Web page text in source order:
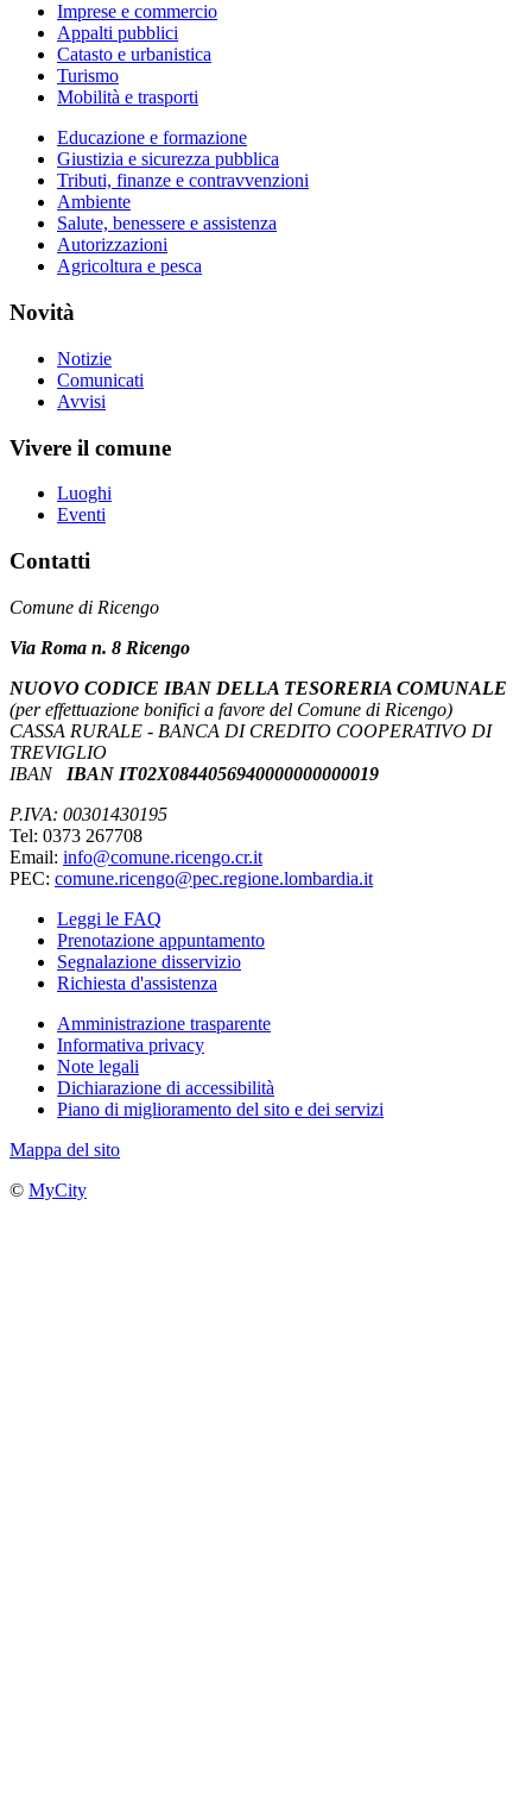
Imprese e commercio
Appalti pubblici
Catasto e urbanistica
Turismo
Mobilità e trasporti
Educazione e formazione
Giustizia e sicurezza pubblica
Tributi, finanze e contravvenzioni
Ambiente
Salute, benessere e assistenza
Autorizzazioni
Agricoltura e pesca
Novità
Notizie
Comunicati
Avvisi
Vivere il comune
Luoghi
Eventi
Contatti
Comune di Ricengo
Via Roma n. 8 Ricengo
NUOVO CODICE IBAN DELLA TESORERIA COMUNALE
(per effettuazione bonifici a favore del Comune di Ricengo)
CASSA RURALE - BANCA DI CREDITO COOPERATIVO DI
TREVIGLIO
IBAN
IBAN IT02X0844056940000000000019
P.IVA: 00301430195
Tel: 0373 267708
Email: info@comune.ricengo.cr.it
PEC: comune.ricengo@pec.regione.lombardia.it
Leggi le FAQ
Prenotazione appuntamento
Segnalazione disservizio
Richiesta d'assistenza
Amministrazione trasparente
Informativa privacy
Note legali
Dichiarazione di accessibilità
Piano di miglioramento del sito e dei servizi
Mappa del sito
© MyCity